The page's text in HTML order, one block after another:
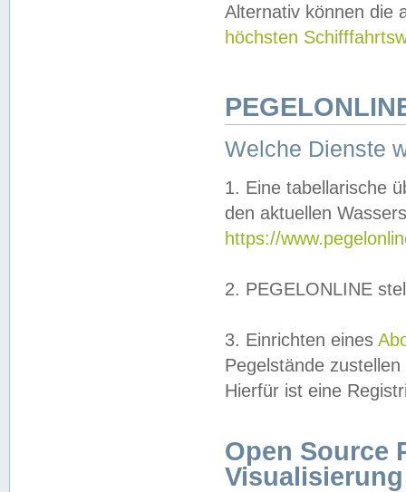
Alternativ können die
höchsten
Welche Dienste
1. Eine tabellarische
den aktuellen
https://
2. PEGELONLINE
3. Einrichten eines
Pegelstände
Hierfür ist eine
Open Source
Visualisierung